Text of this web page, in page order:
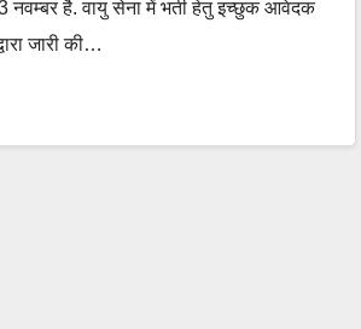
नवम्बर है. वायु सेना में भर्ती हेतु इच्छुक आवेदक
जारी की…